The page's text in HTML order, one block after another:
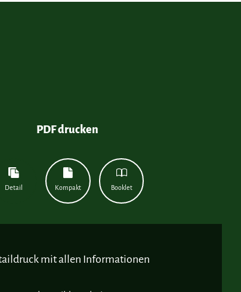
PDF drucken
Detail Kompakt Booklet
mit allen Informationen